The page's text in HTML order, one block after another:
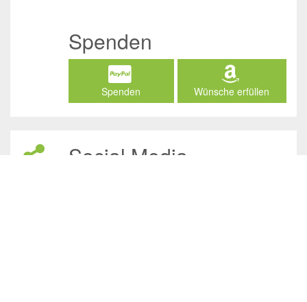
Spenden
Spenden Wünsche erfüllen
Social Media